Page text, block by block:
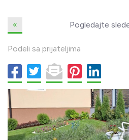
« Pogledajte
Podeli sa prijateljima